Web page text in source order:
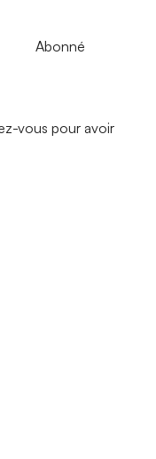
Abonné
vous pour avoir